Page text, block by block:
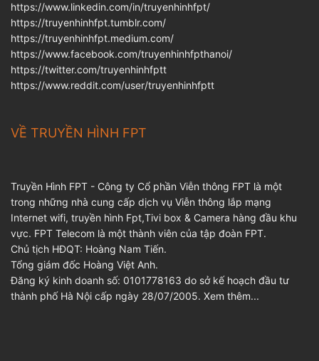
https://www.linkedin.com/in/truyenhinhfpt/
https://truyenhinhfpt.tumblr.com/
https://truyenhinhfpt.medium.com/
https://www.facebook.com/truyenhinhfpthanoi/
https://twitter.com/truyenhinhfptt
https://www.reddit.com/user/truyenhinhfptt
VỀ TRUYỀN HÌNH FPT
Truyền Hình FPT - Công ty Cổ phần Viễn thông FPT là một
trong những nhà cung cấp dịch vụ Viễn thông lắp mạng
Internet wifi, truyền hình Fpt,Tivi box & Camera hàng đầu khu
vực. FPT Telecom là một thành viên của tập đoàn FPT.
Chủ tịch HĐQT: Hoàng Nam Tiến.
Tổng giám đốc Hoàng Việt Anh.
Đăng ký kinh doanh số: 0101778163 do sở kế hoạch đầu tư
thành phố Hà Nội cấp ngày 28/07/2005. Xem thêm...